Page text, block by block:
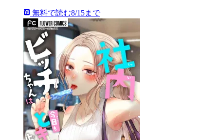
無料で読む8/15まで